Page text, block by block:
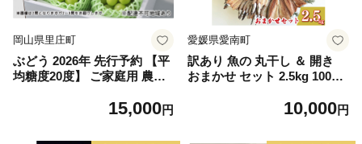
岡山県里庄町
ぶどう 2026年 先行予約 【平
均糖度20度】 ご家庭用 農家
ット 2～3房 合計約1.2kg ブ
15,000円
愛媛県愛南町
訳あり 魚の 丸干し ＆ 開き
おまかせ セット 2.5kg 10000
の ひらき 詰め合わせ 冷凍 丸
10,000円